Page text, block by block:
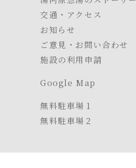
交通・アクセス
お知らせ
ご意見・お問い合わせ
施設の利用申請
Google Map
無料駐車場１
無料駐車場２